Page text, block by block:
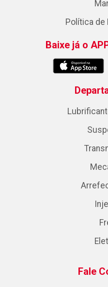
Política de
Baixe já o
Fale